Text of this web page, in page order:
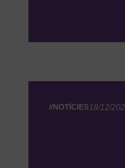
#NOTÍCIES18/12/